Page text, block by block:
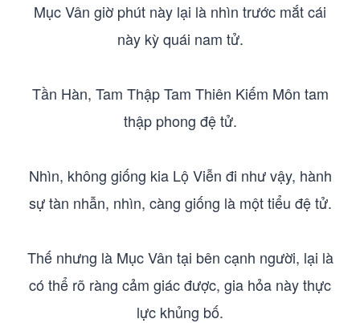
Mục Vân giờ phút này lại là nhìn trước mắt cái
này kỳ quái nam tử.
Tần Hàn, Tam Thập Tam Thiên Kiếm Môn tam
thập phong đệ tử.
Nhìn, không giống kia Lộ Viễn đi như vậy, hành
sự tàn nhẫn, nhìn, càng giống là một tiểu đệ tử.
Thế nhưng là Mục Vân tại bên cạnh người, lại là
có thể rõ ràng cảm giác được, gia hỏa này thực
lực khủng bố.